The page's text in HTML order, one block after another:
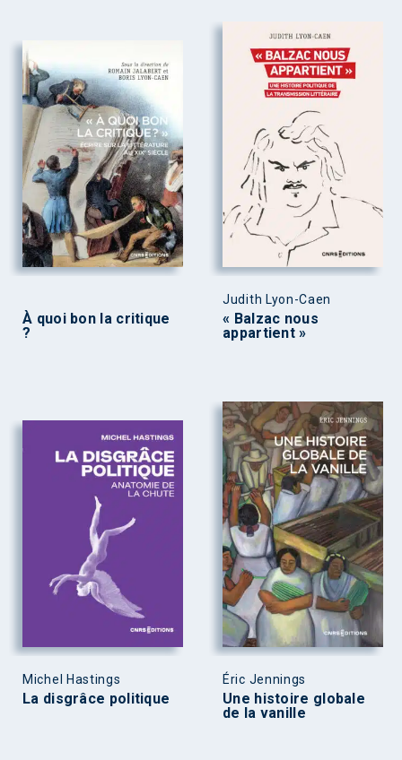
À quoi bon la critique
?
Judith Lyon-Caen
« Balzac nous
appartient »
Michel Hastings
La disgrâce politique
Éric Jennings
Une histoire globale
de la vanille